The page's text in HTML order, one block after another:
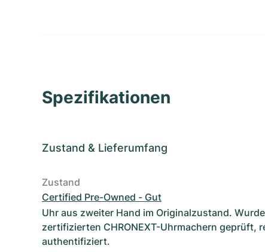
Spezifikationen
Zustand & Lieferumfang
Zustand
Certified Pre-Owned - Gut
Uhr aus zweiter Hand im Originalzustand.
zertifizierten CHRONEXT-Uhrmachern geprüft,
authentifiziert.